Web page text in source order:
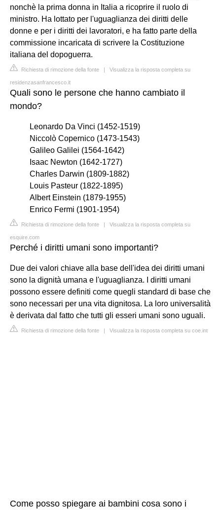
nonchè la prima donna in Italia a ricoprire il ruolo di
ministro. Ha lottato per l'uguaglianza dei diritti delle
donne e per i diritti dei lavoratori, e ha fatto parte della
commissione incaricata di scrivere la Costituzione
italiana del dopoguerra.
Richiesta di rimozione della fonte | Visualizza la risposta completa su
residenzasanfrancesco.it
Quali sono le persone che hanno cambiato il
mondo?
Leonardo Da Vinci (1452-1519)
Niccolò Copernico (1473-1543)
Galileo Galilei (1564-1642)
Isaac Newton (1642-1727)
Charles Darwin (1809-1882)
Louis Pasteur (1822-1895)
Albert Einstein (1879-1955)
Enrico Fermi (1901-1954)
Richiesta di rimozione della fonte | Visualizza la risposta completa su
esquire.com
Perché i diritti umani sono importanti?
Due dei valori chiave alla base dell'idea dei diritti umani
sono la dignità umana e l'uguaglianza. I diritti umani
possono essere definiti come quegli standard di base che
sono necessari per una vita dignitosa. La loro universalità
è derivata dal fatto che tutti gli esseri umani sono uguali.
Richiesta di rimozione della fonte | Visualizza la risposta completa su coe.int
Come posso spiegare ai bambini cosa sono i